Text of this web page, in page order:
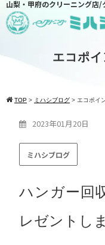
山梨・甲府のクリーニング店/
エコポイ
TOP > ミハシブログ > エコポイ
2023年01月20日
ミハシブログ
ハンガー回
レゼントし